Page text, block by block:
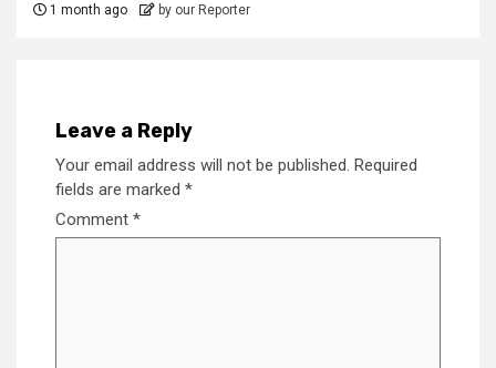
1 month ago by our Reporter
Leave a Reply
Your email address will not be published. Required
fields are marked *
Comment *